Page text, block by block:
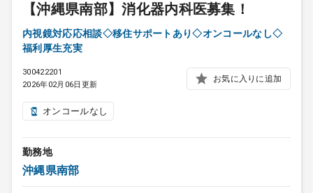
【沖縄県南部】消化器内科医募集！
内視鏡対応応相談◇移住サポートあり◇オンコールなし◇
福利厚生充実
300422201
2026年02月06日更新
お気に入りに追加
オンコールなし
勤務地
沖縄県南部